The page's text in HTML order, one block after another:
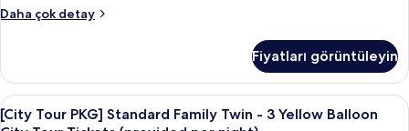
görün
Daha çok detay
Family
Oda
(Deluxe)
hakkında
daha
Fiyatları görüntüleyin
[City
Tour
Kaliteli yatak takımı, kuştüyü yorgan,
9
[City Tour PKG] Standard Family Twin - 3 Yellow Balloon